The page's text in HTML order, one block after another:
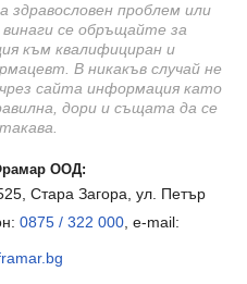
здравословен проблем или
се обръщайте за
към квалифициран и
В никакъв случай не
сайта информация като
дори и същата да се
ООД:
Стара Загора, ул. Петър
0875 / 322 000, e-mail: